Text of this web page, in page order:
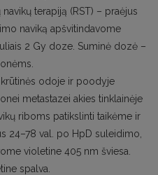
terapiją (RST) – praėjus
naviką apšvitindavome
2 Gy doze. Suminė dozė –
krūtinės odoje ir poodyje
metastazei akies tinklainėje
riboms patikslinti taikėme ir
24–78 val. po HpD suleidimo,
violetine 405 nm šviesa.
spalva.